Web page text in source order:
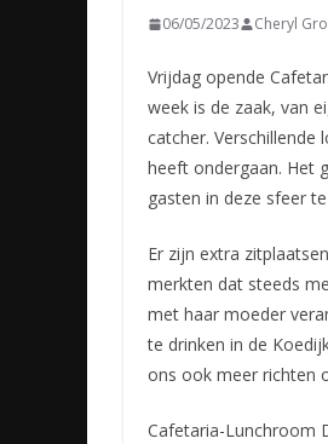
06/05/2023 Cheryl
Vrijdag opende
week is de zaak, van
catcher.
heeft ondergaan. Het
gasten in deze sfeer
Er zijn extra
merkten dat steeds
met haar moeder
te drinken in de
ons ook meer richten
Cafetaria-Lunchroom